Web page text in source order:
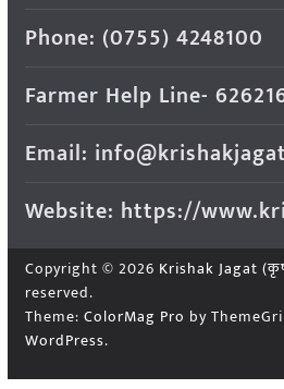
Phone: (0755) 4248100
Farmer Help Line-
Email:
Website: https://
Copyright © 2026 Krishak Jagat
reserved.
Theme: ColorMag Pro by
WordPress.